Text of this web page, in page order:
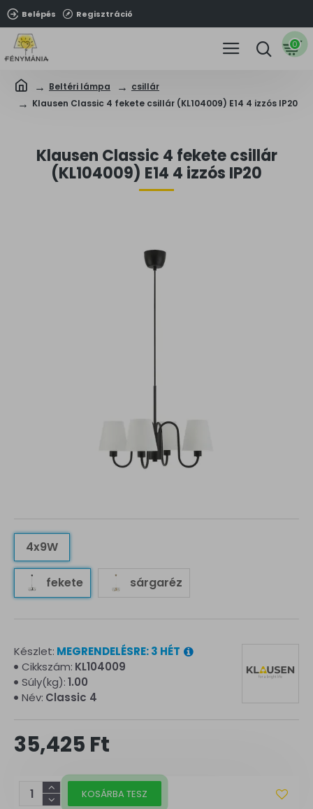
Belépés Regisztráció
0
Beltéri lámpa
csillár
Klausen Classic 4 fekete csillár (KL104009) E14 4 izzós IP20
Klausen Classic 4 fekete csillár
(KL104009) E14 4 izzós IP20
4x9W
fekete sárgaréz
35,425 Ft
Készlet: MEGRENDELÉSRE: 3 HÉT
Cikkszám: KL104009
Súly(kg):1.00
Név: Classic 4
KOSÁRBA TESZ